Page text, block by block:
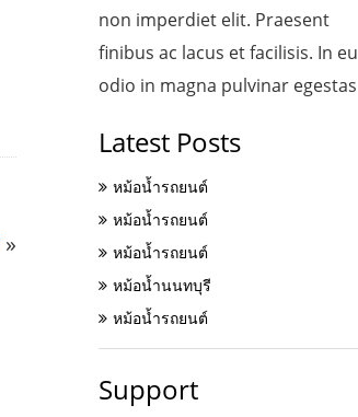
»
non imperdiet elit. Praesent
finibus ac lacus et facilisis. In eu
odio in magna pulvinar egestas
Latest Posts
หม้อน้ำรถยนต์
หม้อน้ำรถยนต์
หม้อน้ำรถยนต์
หม้อน้ำนนทบุรี
หม้อน้ำรถยนต์
Support